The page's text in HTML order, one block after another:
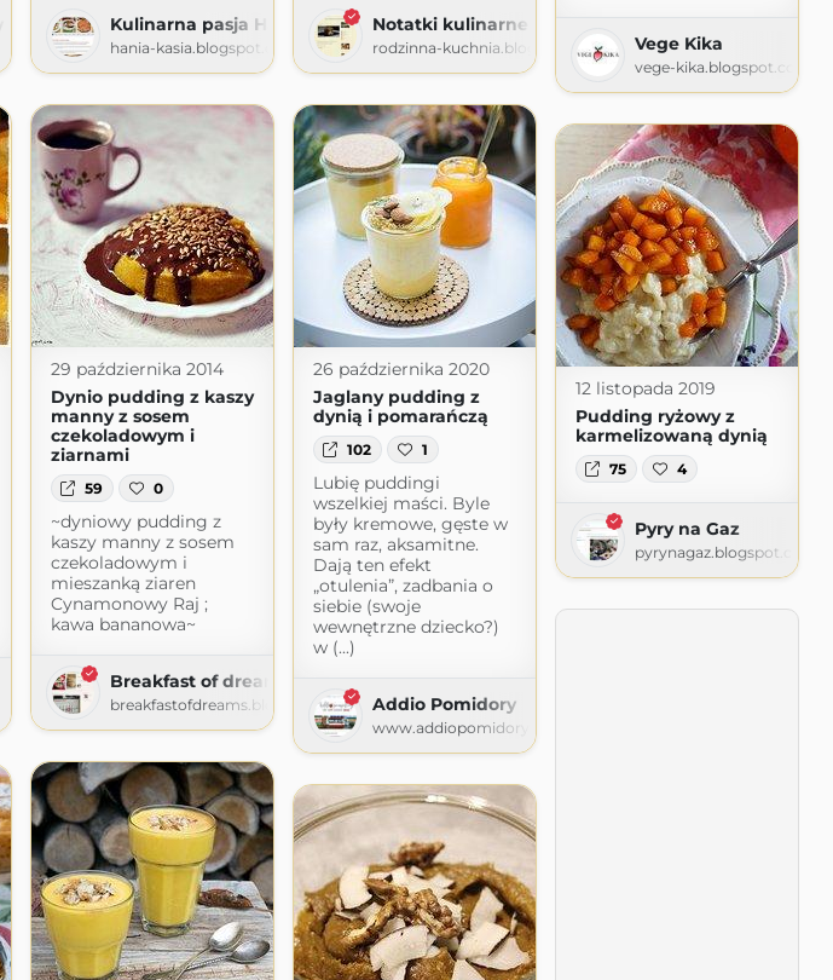
Kulinarna pasja Hani-Kasi
hania-kasia.blogspot.com
Notatki kulinarne
rodzinna-kuchnia.blogspot.com Vege Kika
vege-kika.blogspot.com
29 października 2014
Dynio pudding z kaszy
manny z sosem
czekoladowym i
ziarnami
59 0
~dyniowy pudding z
kaszy manny z sosem
czekoladowym i
mieszanką ziaren
Cynamonowy Raj ;
kawa bananowa~
Breakfast of dreams
breakfastofdreams.blogspot.com
26 października 2020
Jaglany pudding z
dynią i pomarańczą
102 1
Lubię puddingi
wszelkiej maści. Byle
były kremowe, gęste w
sam raz, aksamitne.
Dają ten efekt
„otulenia”, zadbania o
siebie (swoje
wewnętrzne dziecko?)
w (...)
Addio Pomidory
www.addiopomidory.pl
12 listopada 2019
Pudding ryżowy z
karmelizowaną dynią
75 4
Pyry na Gaz
pyrynagaz.blogspot.com